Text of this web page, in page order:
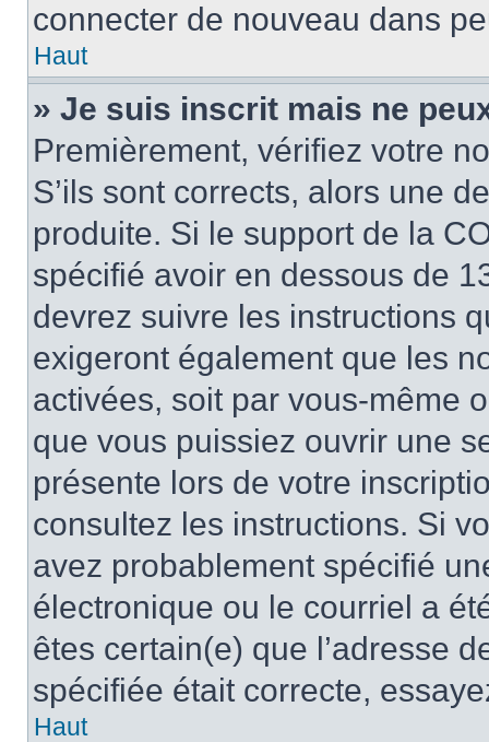
connecter de nouveau dans
Haut
» Je suis inscrit mais ne
Premièrement, vérifiez votre
S’ils sont corrects, alors une
produite. Si le support de la
spécifié avoir en dessous de
devrez suivre les instructions
exigeront également que les
activées, soit par vous-même
que vous puissiez ouvrir une
présente lors de votre
consultez les instructions. Si
avez probablement spécifié
électronique ou le courriel a
êtes certain(e) que l’adresse
spécifiée était correcte,
Haut